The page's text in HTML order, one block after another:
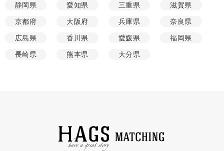
静岡県 愛知県 三重県 滋賀県
京都府 大阪府 兵庫県 奈良県
広島県 香川県 愛媛県 福岡県
長崎県 熊本県 大分県